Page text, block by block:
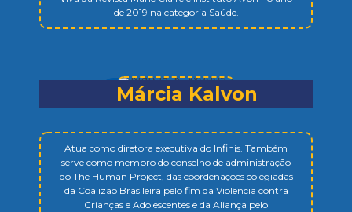
de 2019 na categoria Saúde.
Márcia Kalvon
Atua como diretora executiva do Infinis. Também
serve como membro do conselho de administração
do The Human Project, das coordenações colegiadas
da Coalizão Brasileira pelo fim da Violência contra
Crianças e Adolescentes e da Aliança pelo